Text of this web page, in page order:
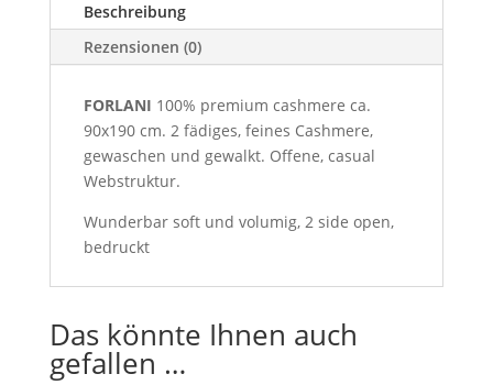
Beschreibung
Rezensionen (0)
FORLANI 100% premium cashmere ca.
90x190 cm. 2 fädiges, feines Cashmere,
gewaschen und gewalkt. Offene, casual
Webstruktur.
Wunderbar soft und volumig, 2 side open,
bedruckt
Das könnte Ihnen auch
gefallen …